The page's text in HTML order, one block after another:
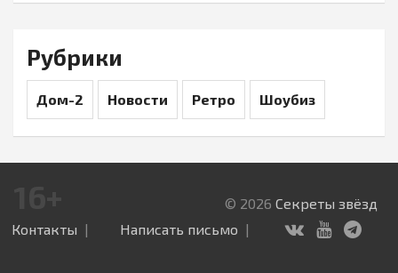
Рубрики
Дом-2 Новости Ретро Шоубиз
© 2026 Секреты звёзд
Контакты
Написать письмо